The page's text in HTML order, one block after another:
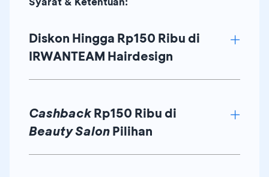
Diskon Hingga Rp150 Ribu di
IRWANTEAM Hairdesign
BCA Mastercard World
Diskon Rp100 ribu dengan Kartu Kredit
CashbackRp150 Ribu di
Beauty SalonPilihan